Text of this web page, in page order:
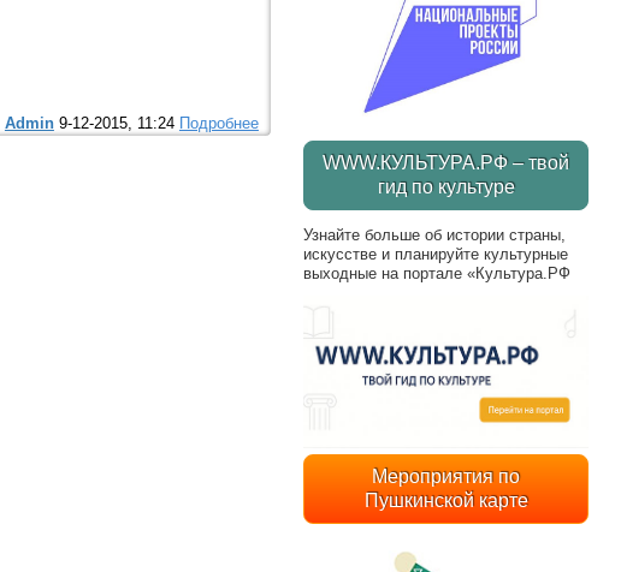
Admin9-12-2015, 11:24 Подробнее
WWW.КУЛЬТУРА.РФ – твой
гид по культуре
Узнайте больше об истории страны,
искусстве и планируйте культурные
выходные на портале «Культура.РФ
Мероприятия по
Пушкинской карте